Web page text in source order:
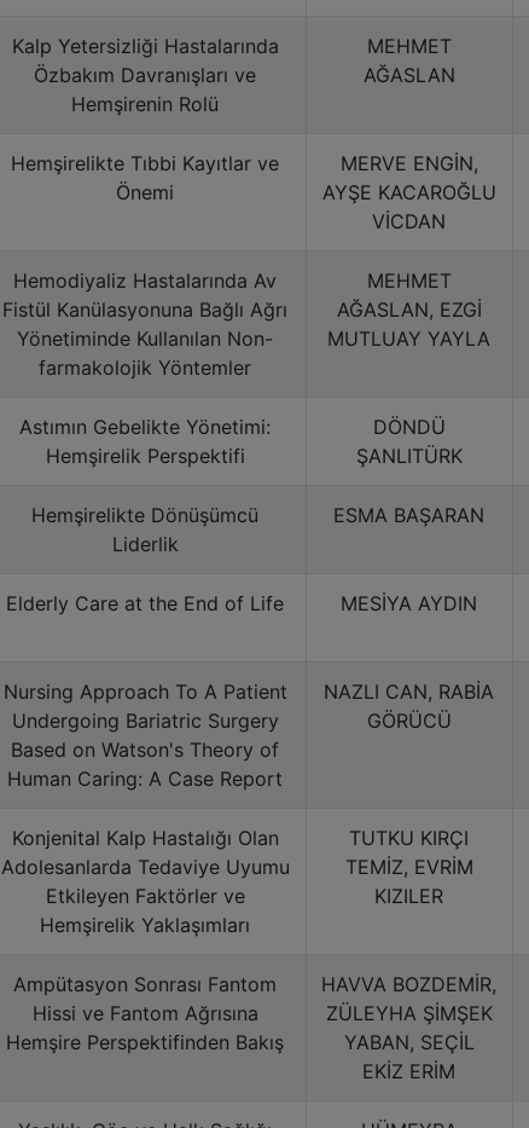
Kalp Yetersizliği Hastalarında
Özbakım Davranışları ve
Hemşirenin Rolü
MEHMET
AĞASLAN
Hemşirelikte Tıbbi Kayıtlar ve
Önemi
MERVE ENGİN,
AYŞE KACAROĞLU
VİCDAN
Hemodiyaliz Hastalarında Av
Fistül Kanülasyonuna Bağlı Ağrı
Yönetiminde Kullanılan Non-
farmakolojik Yöntemler
MEHMET
AĞASLAN, EZGİ
MUTLUAY YAYLA
Astımın Gebelikte Yönetimi:
Hemşirelik Perspektifi
DÖNDÜ
ŞANLITÜRK
Hemşirelikte Dönüşümcü
Liderlik
ESMA BAŞARAN
Elderly Care at the End of Life MESİYA AYDIN
Nursing Approach To A Patient
Undergoing Bariatric Surgery
Based on Watson's Theory of
Human Caring: A Case Report
NAZLI CAN, RABİA
GÖRÜCÜ
Konjenital Kalp Hastalığı Olan
Adolesanlarda Tedaviye Uyumu
Etkileyen Faktörler ve
Hemşirelik Yaklaşımları
TUTKU KIRÇI
TEMİZ, EVRİM
KIZILER
Ampütasyon Sonrası Fantom
Hissi ve Fantom Ağrısına
Hemşire Perspektifinden Bakış
HAVVA BOZDEMİR,
ZÜLEYHA ŞİMŞEK
YABAN, SEÇİL
EKİZ ERİM